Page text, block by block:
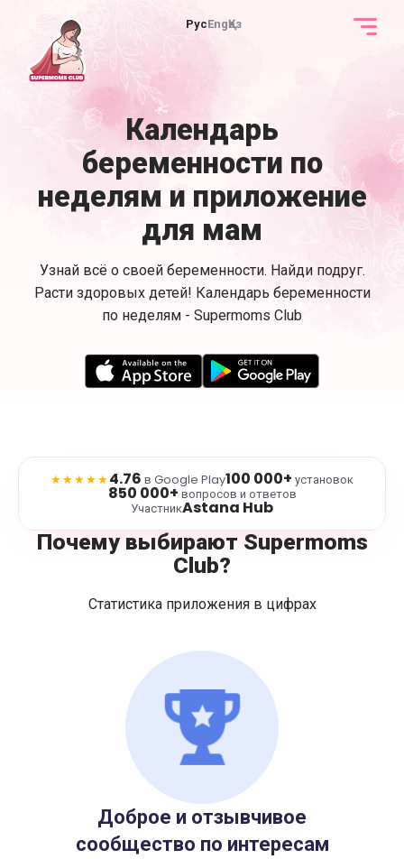
РусEngҚаз
Календарь
беременности по
неделям и приложение
для мам
Узнай всё о своей беременности. Найди подруг.
Расти здоровых детей! Календарь беременности
по неделям - Supermoms Club
★★★★★4.76 в Google Play100 000+ установок
850 000+ вопросов и ответов
УчастникAstana Hub
Почему выбирают Supermoms
Club?
Статистика приложения в цифрах
Доброе и отзывчивое
сообщество по интересам